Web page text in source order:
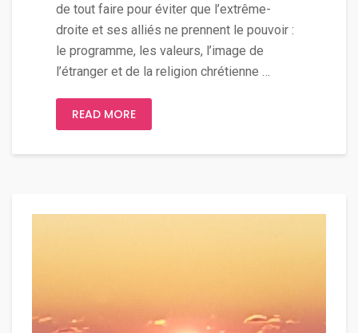
de tout faire pour éviter que l’extrême-
droite et ses alliés ne prennent le pouvoir :
le programme, les valeurs, l’image de
l’étranger et de la religion chrétienne …
READ MORE